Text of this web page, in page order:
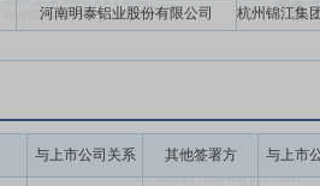
河南明泰铝业股份有限公司
与上市公司关系 其他签署方 与上市